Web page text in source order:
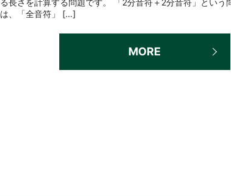
は、「全音符」 […]
MORE